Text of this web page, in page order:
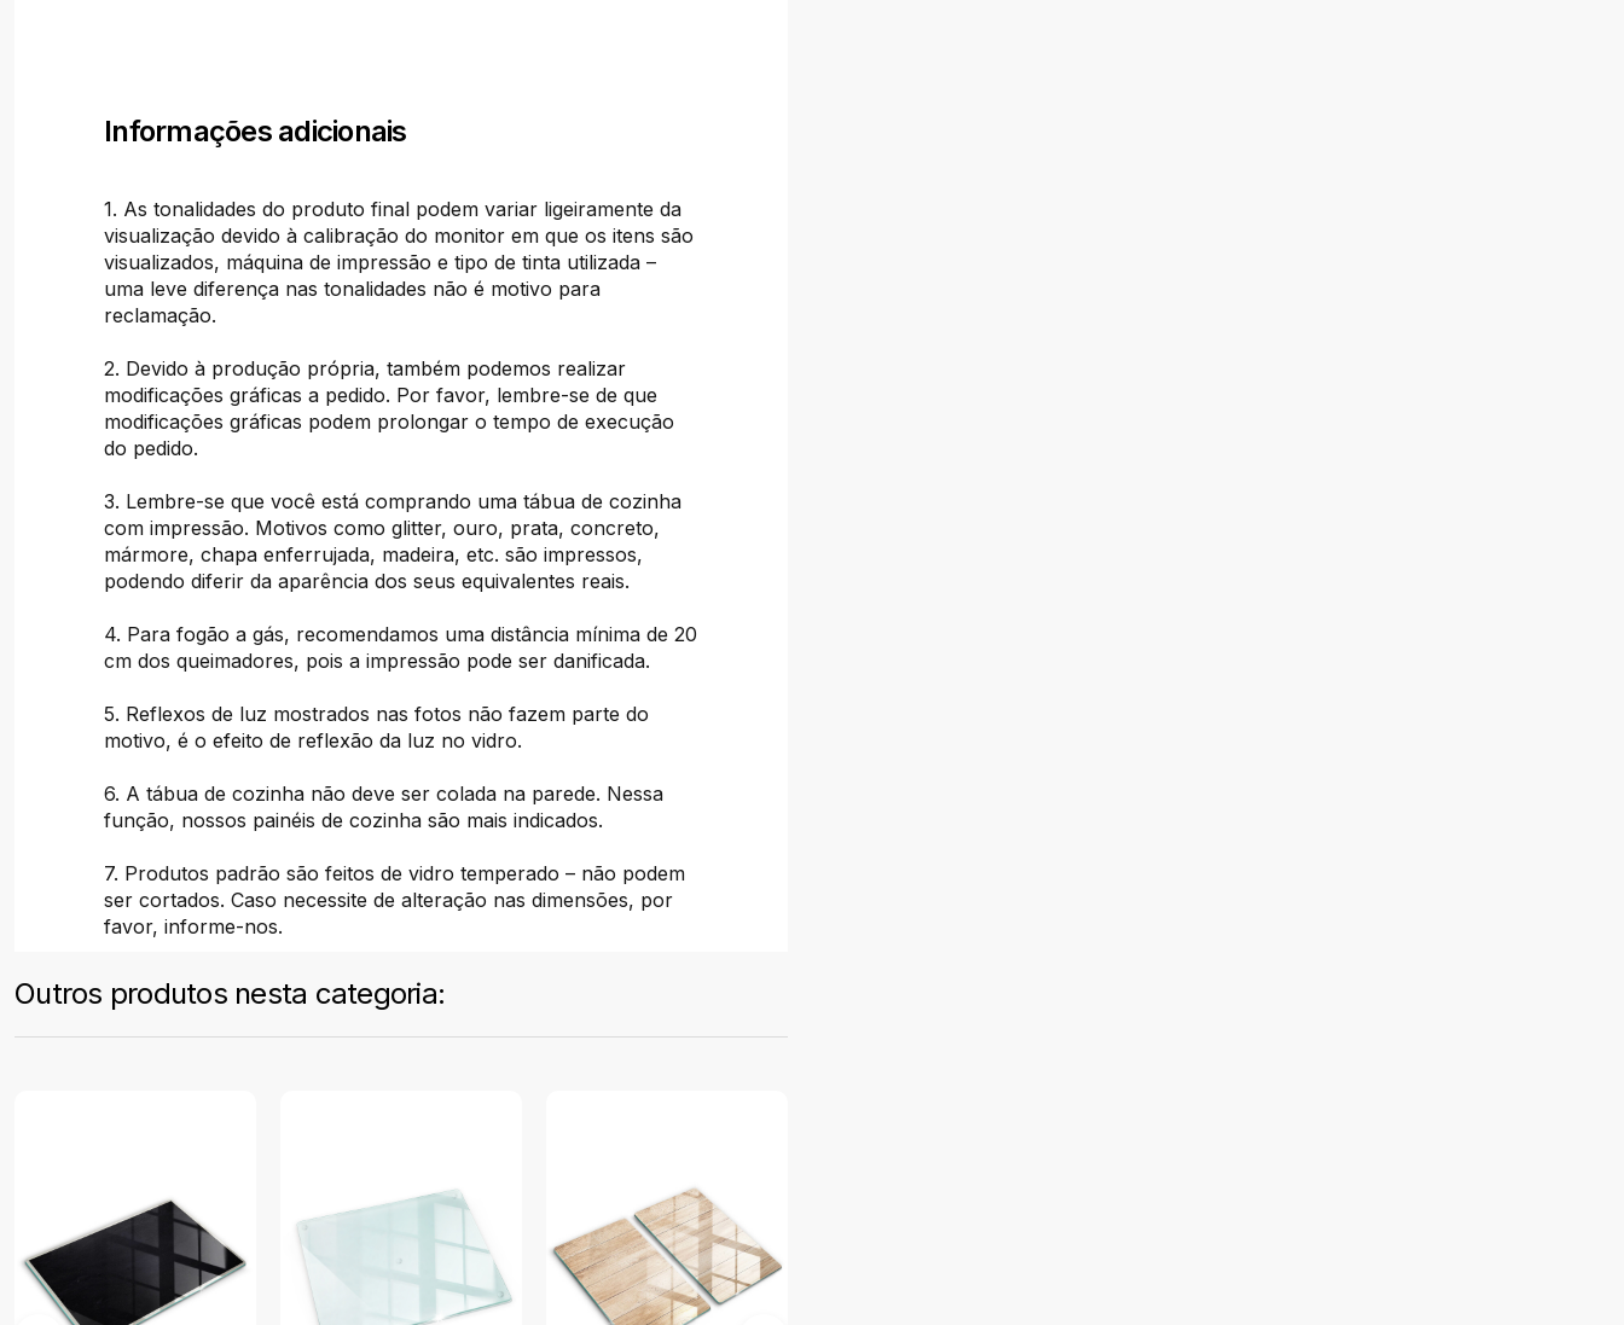
Informações adicionais
1. As tonalidades do produto final podem variar ligeiramente da
visualização devido à calibração do monitor em que os itens são
visualizados, máquina de impressão e tipo de tinta utilizada –
uma leve diferença nas tonalidades não é motivo para
reclamação.
2. Devido à produção própria, também podemos realizar
modificações gráficas a pedido. Por favor, lembre-se de que
modificações gráficas podem prolongar o tempo de execução
do pedido.
3. Lembre-se que você está comprando uma tábua de cozinha
com impressão. Motivos como glitter, ouro, prata, concreto,
mármore, chapa enferrujada, madeira, etc. são impressos,
podendo diferir da aparência dos seus equivalentes reais.
4. Para fogão a gás, recomendamos uma distância mínima de 20
cm dos queimadores, pois a impressão pode ser danificada.
5. Reflexos de luz mostrados nas fotos não fazem parte do
motivo, é o efeito de reflexão da luz no vidro.
6. A tábua de cozinha não deve ser colada na parede. Nessa
função, nossos painéis de cozinha são mais indicados.
7. Produtos padrão são feitos de vidro temperado – não podem
ser cortados. Caso necessite de alteração nas dimensões, por
favor, informe-nos.
Outros produtos nesta categoria: